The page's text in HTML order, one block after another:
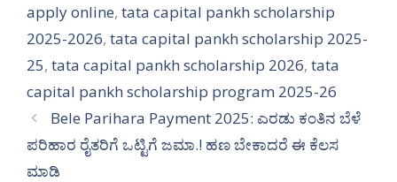
apply online, tata capital pankh scholarship
2025-2026, tata capital pankh scholarship 2025-
25, tata capital pankh scholarship 2026, tata
capital pankh scholarship program 2025-26
Bele Parihara Payment 2025: ಎರಡು ಕಂತಿನ ಬೆಳೆ
ಪರಿಹಾರ ರೈತರಿಗೆ ಒಟ್ಟಿಗೆ ಜಮಾ.! ಹಣ ಬೇಕಾದರೆ ಈ ಕೆಲಸ
ಮಾಡಿ